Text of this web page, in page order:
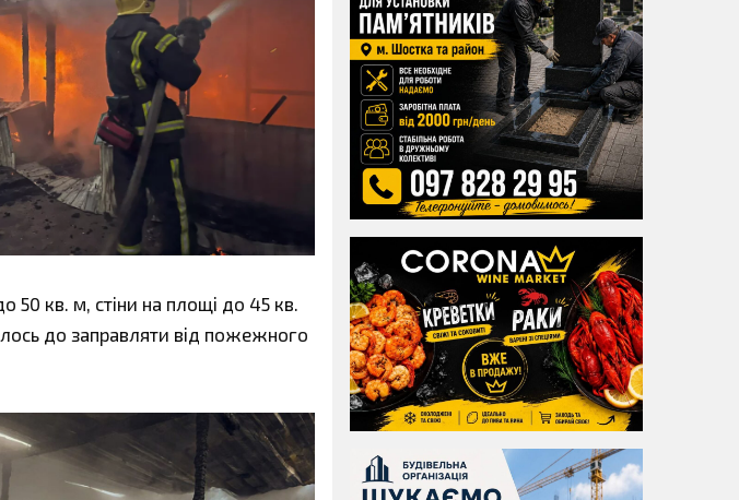
50 кв. м, стіни на площі до 45 кв.
до заправляти від пожежного